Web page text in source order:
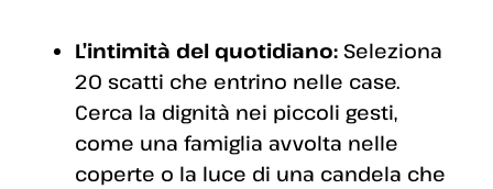
L’intimità del quotidiano: Seleziona
20 scatti che entrino nelle case.
Cerca la dignità nei piccoli gesti,
come una famiglia avvolta nelle
coperte o la luce di una candela che